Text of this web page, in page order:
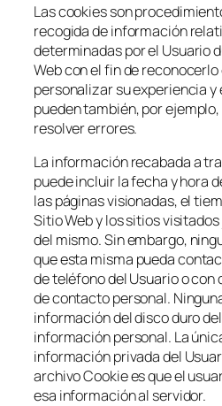
Las cookies son
recogida de información
determinadas por el Usuario
Web con el fin de
personalizar su experiencia y
pueden también, por
resolver errores.
La información recabada a
puede incluir la fecha y hora
las páginas visionadas, el
Sitio Web y los sitios
del mismo. Sin embargo,
que esta misma pueda
de teléfono del Usuario o
de contacto personal.
información del disco duro
información personal. La
información privada del
archivo Cookie es que el
esa información al servidor.